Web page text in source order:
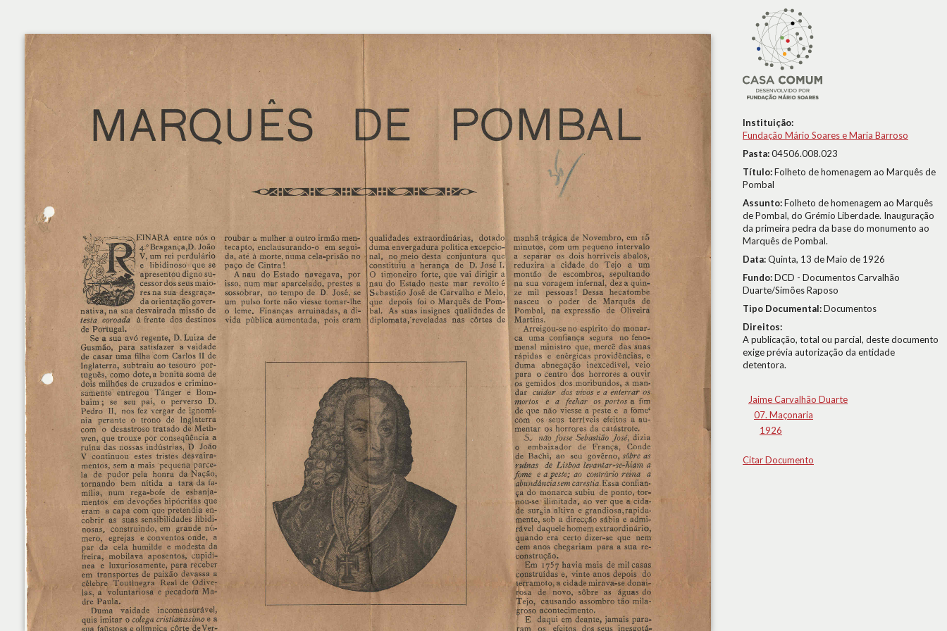
Instituição:
Fundação Mário Soares e Maria Barroso
Pasta:04506.008.023
Título:Folheto de homenagem ao Marquês de
Pombal
Assunto:Folheto de homenagem ao Marquês
de Pombal, do Grémio Liberdade. Inauguração
da primeira pedra da base do monumento ao
Marquês de Pombal.
Data:Quinta, 13 de Maio de 1926
Fundo:DCD - Documentos Carvalhão
Duarte/Simões Raposo
Tipo Documental:Documentos
Direitos:
A publicação, total ou parcial, deste documento
exige prévia autorização da entidade
detentora.
Jaime Carvalhão Duarte
07. Maçonaria
1926
Citar Documento